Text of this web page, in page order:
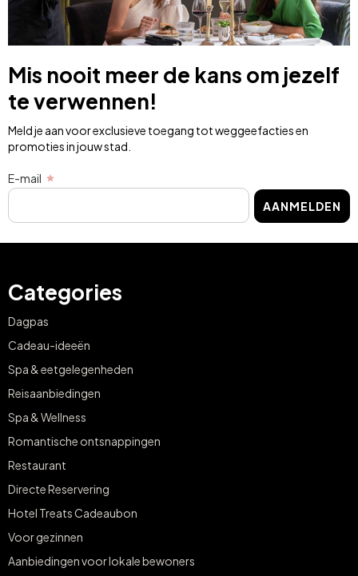
Mis nooit meer de kans om jezelf
te verwennen!
Meld je aan voor exclusieve toegang tot weggeefacties en
promoties in jouw stad.
E-mail
AANMELDEN
Categories
Dagpas
Cadeau-ideeën
Spa & eetgelegenheden
Reisaanbiedingen
Spa & Wellness
Romantische ontsnappingen
Restaurant
Directe Reservering
Hotel Treats Cadeaubon
Voor gezinnen
Aanbiedingen voor lokale bewoners